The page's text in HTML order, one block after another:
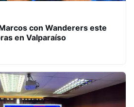
con Wanderers este
en Valparaíso